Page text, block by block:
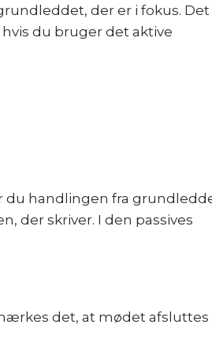
der er i fokus.
du bruger det aktive
du handlingen fra
der skriver. I den passives
det, at mødet afsluttes